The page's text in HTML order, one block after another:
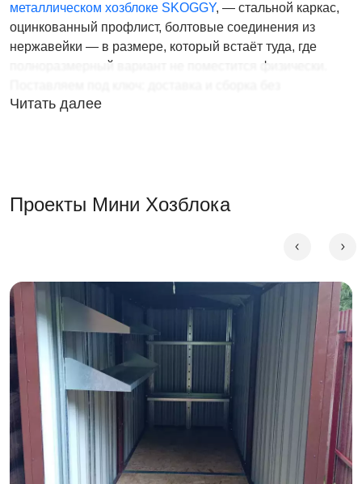
металлическом хозблоке SKOGGY, — стальной каркас,
оцинкованный профлист, болтовые соединения из
нержавейки — в размере, который встаёт туда, где
полноразмерный вариант не поместится физически.
фундамента за один день. Цена от 78 775 ₽ в цинке,
Чем мини хозблок отличается от
стандартного
Стандартный хозблок начинается от 2,2 × 2,0 м и
рассчитан на участки, где есть свободная площадь под
отдельную постройку. Мини хозблок SKOGGY с шириной
1,03 м встаёт в узкую боковую полосу между домом и
Читать далее
Проекты Мини Хозблока